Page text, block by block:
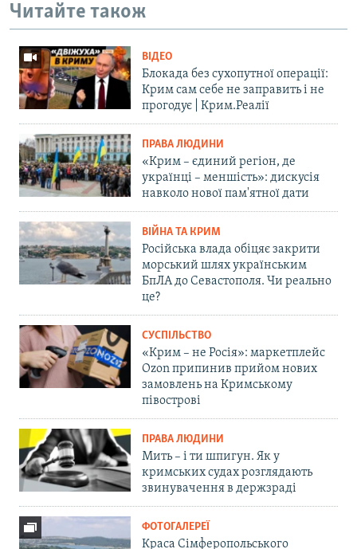
Читайте також
ВІДЕО
Блокада без сухопутної операції:
Крим сам себе не заправить і не
прогодує | Крим.Реалії
ПРАВА ЛЮДИНИ
«Крим – єдиний регіон, де
українці – меншість»: дискусія
навколо нової пам'ятної дати
ВІЙНА ТА КРИМ
Російська влада обіцяє закрити
морський шлях українським
БпЛА до Севастополя. Чи реально
це?
СУСПІЛЬСТВО
«Крим – не Росія»: маркетплейс
Ozon припинив прийом нових
замовлень на Кримському
півострові
ПРАВА ЛЮДИНИ
Мить – і ти шпигун. Як у
кримських судах розглядають
звинувачення в держзраді
ФОТОГАЛЕРЕЇ
Краса Сімферопольського